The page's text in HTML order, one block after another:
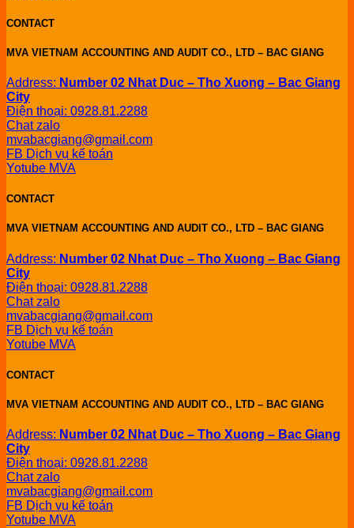
CONTACT
MVA VIETNAM ACCOUNTING AND AUDIT CO., LTD – BAC GIANG
Address: Number 02 Nhat Duc – Tho Xuong – Bac Giang
City
Điện thoại: 0928.81.2288
Chat zalo
mvabacgiang@gmail.com
FB Dịch vụ kế toán
Yotube MVA
CONTACT
MVA VIETNAM ACCOUNTING AND AUDIT CO., LTD – BAC GIANG
Address: Number 02 Nhat Duc – Tho Xuong – Bac Giang
City
Điện thoại: 0928.81.2288
Chat zalo
mvabacgiang@gmail.com
FB Dịch vụ kế toán
Yotube MVA
CONTACT
MVA VIETNAM ACCOUNTING AND AUDIT CO., LTD – BAC GIANG
Address: Number 02 Nhat Duc – Tho Xuong – Bac Giang
City
Điện thoại: 0928.81.2288
Chat zalo
mvabacgiang@gmail.com
FB Dịch vụ kế toán
Yotube MVA